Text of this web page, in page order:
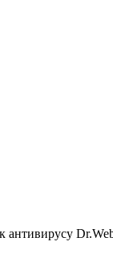
антивирусу